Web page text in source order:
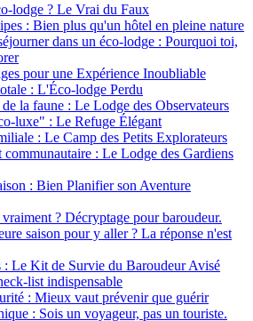
lodge ? Le Vrai du Faux
: Bien plus qu'un hôtel en pleine nature
dans un éco-lodge : Pourquoi toi,
pour une Expérience Inoubliable
: L'Éco-lodge Perdu
la faune : Le Lodge des Observateurs
luxe" : Le Refuge Élégant
: Le Camp des Petits Explorateurs
communautaire : Le Lodge des Gardiens
: Bien Planifier son Aventure
? Décryptage pour baroudeur.
saison pour y aller ? La réponse n'est
: Le Kit de Survie du Baroudeur Avisé
list indispensable
: Mieux vaut prévenir que guérir
: Sois un voyageur, pas un touriste.